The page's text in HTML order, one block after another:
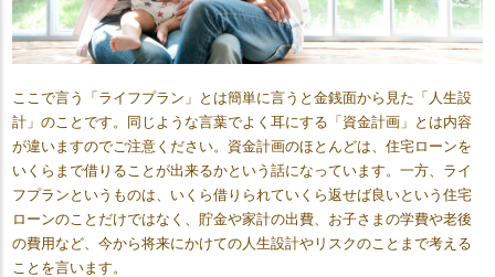
ここで言う「ライフプラン」とは簡単に言うと金銭面から見た「人生設
計」のことです。同じような言葉でよく耳にする「資金計画」とは内容
が違いますのでご注意ください。資金計画のほとんどは、住宅ローンを
いくらまで借りることが出来るかという話になっています。一方、ライ
フプランというものは、いくら借りられていくら返せば良いという住宅
ローンのことだけではなく、貯金や家計の出費、お子さまの学費や老後
の費用など、今から将来にかけての人生設計やリスクのことまで考える
ことを言います。